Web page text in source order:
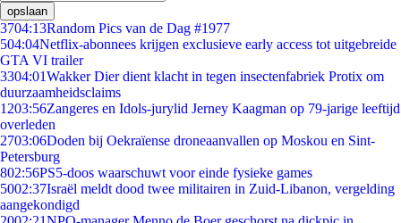
opslaan
3704:13Random Pics van de Dag #1977
504:04Netflix-abonnees krijgen exclusieve early access tot uitgebreide
GTA VI trailer
3304:01Wakker Dier dient klacht in tegen insectenfabriek Protix om
duurzaamheidsclaims
1203:56Zangeres en Idols-jurylid Jerney Kaagman op 79-jarige leeftijd
overleden
2703:06Doden bij Oekraïense droneaanvallen op Moskou en Sint-
Petersburg
802:56PS5-doos waarschuwt voor einde fysieke games
5002:37Israël meldt dood twee militairen in Zuid-Libanon, vergelding
aangekondigd